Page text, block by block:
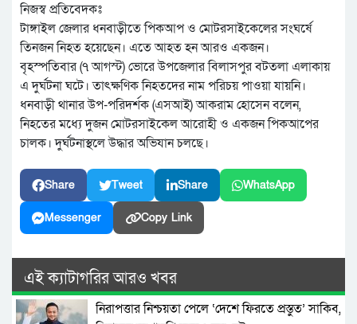
নিজস্ব প্রতিবেদকঃ
টাঙ্গাইল জেলার ধনবাড়ীতে পিকআপ ও মোটরসাইকেলের সংঘর্ষে
তিনজন নিহত হয়েছেন। এতে আহত হন আরও একজন।
বৃহস্পতিবার (৭ আগস্ট) ভোরে উপজেলার বিলাসপুর বটতলা এলাকায়
এ দুর্ঘটনা ঘটে। তাৎক্ষণিক নিহতদের নাম পরিচয় পাওয়া যায়নি।
ধনবাড়ী থানার উপ-পরিদর্শক (এসআই) আকরাম হোসেন বলেন,
নিহতের মধ্যে দুজন মোটরসাইকেল আরোহী ও একজন পিকআপের
চালক। দুর্ঘটনাস্থলে উদ্ধার অভিযান চলছে।
Share Tweet Share WhatsApp
Messenger Copy Link
এই ক্যাটাগরির আরও খবর
নিরাপত্তার নিশ্চয়তা পেলে ‘দেশে ফিরতে প্রস্তুত’ সাকিব,